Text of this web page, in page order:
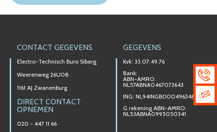
CONTACT GEGEVENS
Electro-Technisch Buro Siberg
Weerenweg 26U08
1161 AJ Zwanenburg
DIRECT CONTACT
OPNEMEN
020 - 447 11 66
GEGEVENS
Kvk: 33.07.49.76
Bank:
ABN-AMRO:
NL57ABNA0467073643
ING: NL94INGB0004963467
G rekening ABN-AMRO:
NL53ABNA0995050341